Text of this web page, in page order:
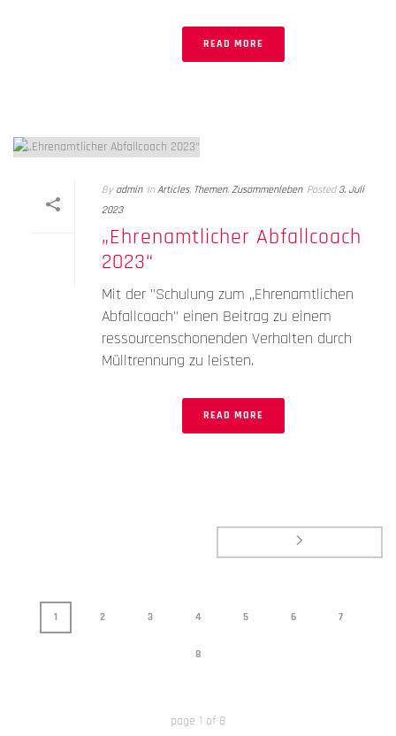
READ MORE
By admin In Articles, Themen, Zusammenleben Posted 3. Juli
2023
„Ehrenamtlicher Abfallcoach
2023“
Mit der "Schulung zum „Ehrenamtlichen
Abfallcoach" einen Beitrag zu einem
ressourcenschonenden Verhalten durch
Mülltrennung zu leisten.
READ MORE
1 2 3 4 5 6 7
8
page 1 of 8